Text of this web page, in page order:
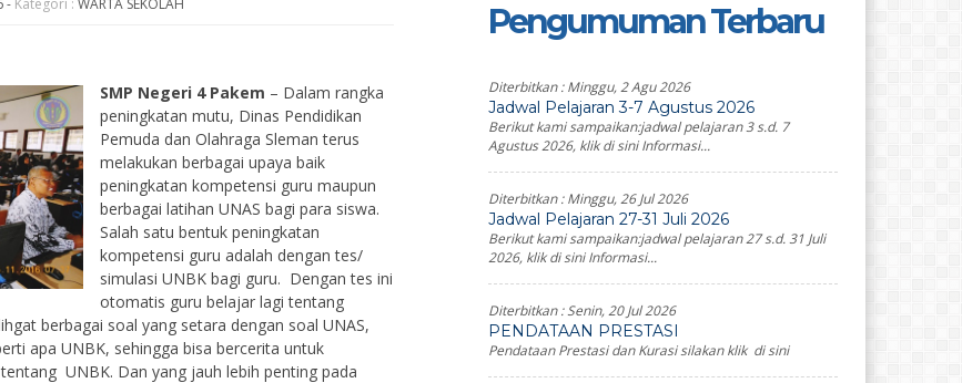
- Kategori : WARTA SEKOLAH
SMP Negeri 4 Pakem – Dalam rangka
peningkatan mutu, Dinas Pendidikan
Pemuda dan Olahraga Sleman terus
melakukan berbagai upaya baik
peningkatan kompetensi guru maupun
berbagai latihan UNAS bagi para siswa.
Salah satu bentuk peningkatan
kompetensi guru adalah dengan tes/
simulasi UNBK bagi guru. Dengan tes ini
otomatis guru belajar lagi tentang
berbagai soal yang setara dengan soal UNAS,
apa UNBK, sehingga bisa bercerita untuk
UNBK. Dan yang jauh lebih penting pada
Pengumuman Terbaru
Diterbitkan :Minggu, 2 Agu 2026
Jadwal Pelajaran 3-7 Agustus 2026
Berikut kami sampaikan:jadwal pelajaran 3 s.d. 7
Agustus 2026, klik di sini Informasi...
Diterbitkan :Minggu, 26 Jul 2026
Jadwal Pelajaran 27-31 Juli 2026
Berikut kami sampaikan:jadwal pelajaran 27 s.d. 31 Juli
2026, klik di sini Informasi...
Diterbitkan :Senin, 20 Jul 2026
PENDATAAN PRESTASI
Pendataan Prestasi dan Kurasi silakan klik di sini